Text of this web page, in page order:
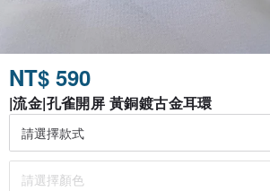
NT$ 590
|流金|孔雀開屏 黃銅鍍古金耳環